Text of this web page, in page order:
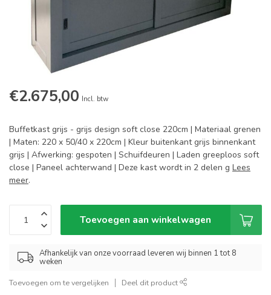
€2.675,00 Incl. btw
Buffetkast grijs - grijs design soft close 220cm | Materiaal grenen
| Maten: 220 x 50/40 x 220cm | Kleur buitenkant grijs binnenkant
grijs | Afwerking: gespoten | Schuifdeuren | Laden greeploos soft
close | Paneel achterwand | Deze kast wordt in 2 delen g Lees
meer.
Toevoegen aan winkelwagen
Afhankelijk van onze voorraad leveren wij binnen 1 tot 8
weken
Toevoegen om te vergelijken Deel dit product